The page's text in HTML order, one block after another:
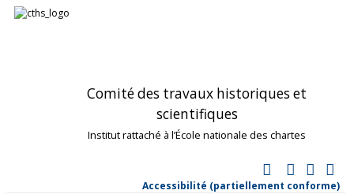
Comité des travaux historiques et
scientifiques
Institut rattaché à l’École nationale des chartes
Accessibilité (partiellement conforme)